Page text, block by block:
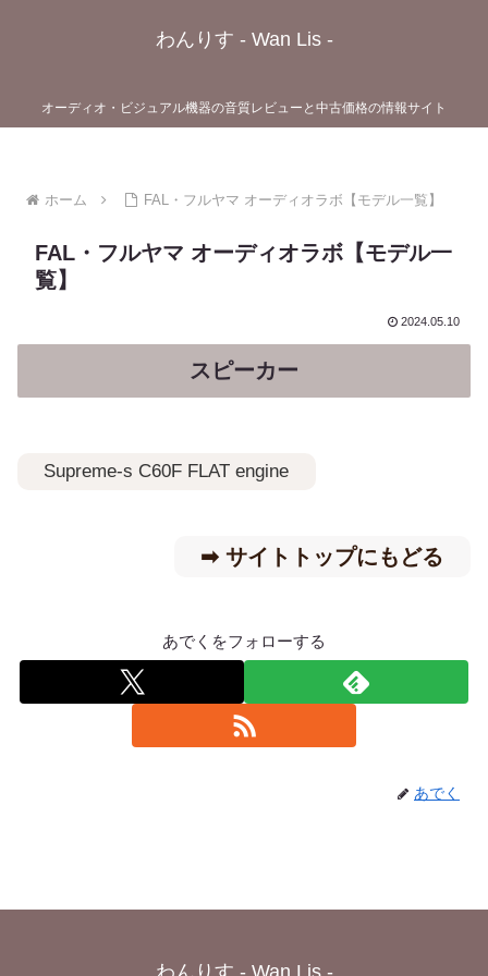
わんりす - Wan Lis -
オーディオ・ビジュアル機器の音質レビューと中古価格の情報サイト
ホーム FAL・フルヤマ オーディオラボ【モデル一覧】
FAL・フルヤマ オーディオラボ【モデル一
覧】
2024.05.10
スピーカー
Supreme-s C60F FLAT engine
➡︎ サイトトップにもどる
あでくをフォローする
あでく